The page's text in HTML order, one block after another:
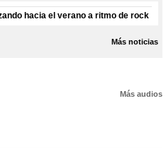
hacia el verano a ritmo de rock
Más noticias
Más audios